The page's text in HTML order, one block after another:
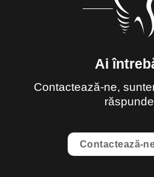
Ai
Contactează-ne,
Contactează-